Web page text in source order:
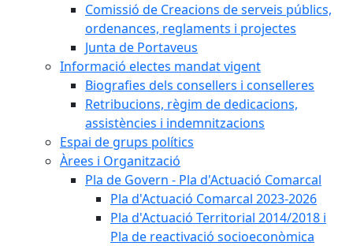
Comissió de Creacions de serveis públics,
ordenances, reglaments i projectes
Junta de Portaveus
Informació electes mandat vigent
Biografies dels consellers i conselleres
Retribucions, règim de dedicacions,
assistències i indemnitzacions
Espai de grups polítics
Àrees i Organització
Pla de Govern - Pla d'Actuació Comarcal
Pla d'Actuació Comarcal 2023-2026
Pla d'Actuació Territorial 2014/2018 i
Pla de reactivació socioeconòmica